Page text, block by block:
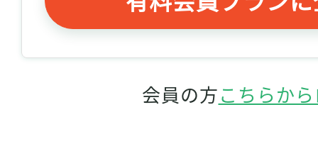
会員の方こちらか